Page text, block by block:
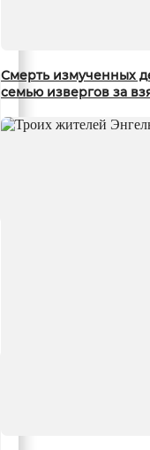
Смерть измученных
семью извергов за